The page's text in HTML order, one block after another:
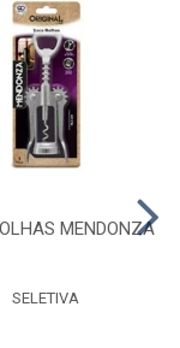
MENDONZA
SELETIVA